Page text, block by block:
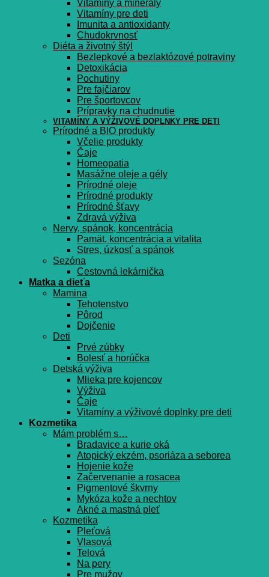
Vitamíny a minerály
Vitamíny pre deti
Imunita a antioxidanty
Chudokrvnosť
Diéta a životný štýl
Bezlepkové a bezlaktózové potraviny
Detoxikácia
Pochutiny
Pre fajčiarov
Pre športovcov
Prípravky na chudnutie
VITAMÍNY A VÝŽIVOVÉ DOPLNKY PRE DETI
Prírodné a BIO produkty
Včelie produkty
Čaje
Homeopatia
Masážne oleje a gély
Prírodné oleje
Prírodné produkty
Prírodné šťavy
Zdravá výživa
Nervy, spánok, koncentrácia
Pamät, koncentrácia a vitalita
Stres, úzkosť a spánok
Sezóna
Cestovná lekárnička
Matka a dieťa
Mamina
Tehotenstvo
Pôrod
Dojčenie
Deti
Prvé zúbky
Bolesť a horúčka
Detská výživa
Mlieka pre kojencov
Výživa
Čaje
Vitamíny a výživové doplnky pre deti
Kozmetika
Mám problém s…
Bradavice a kurie oká
Atopický ekzém, psoriáza a seborea
Hojenie kože
Začervenanie a rosacea
Pigmentové škvrny
Mykóza kože a nechtov
Akné a mastná pleť
Kozmetika
Pleťová
Vlasová
Telová
Na pery
Pre mužov